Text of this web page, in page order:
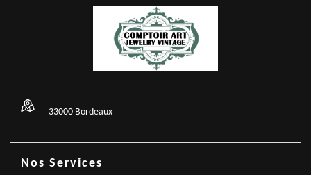
33000 Bordeaux
Nos Services